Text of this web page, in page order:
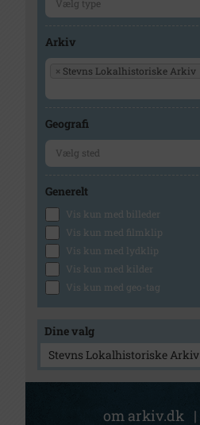
Arkiv
× Stevns Lokalhistoriske Arkiv
Geografi
Generelt
Vis kun med billeder
Vis kun med filmklip
Vis kun med lydklip
Vis kun med kilder
Vis kun med geo-tag
Dine valg
Stevns Lokalhistoriske Arkiv
om arkiv.dk |